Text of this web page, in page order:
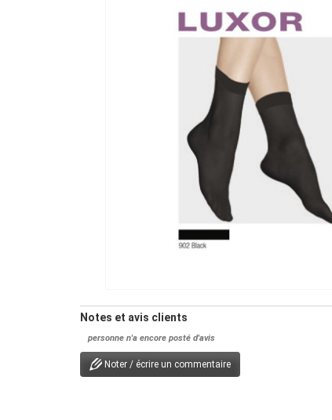
Notes et avis clients
personne n'a encore posté d'avis
Noter / écrire un commentaire